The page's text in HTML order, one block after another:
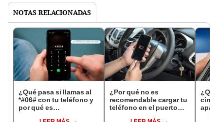
NOTAS RELACIONADAS
¿Qué pasa si llamas al
*#06# con tu teléfono y
por qué es
¿Por qué no es
recomendable cargar tu
teléfono en el puerto